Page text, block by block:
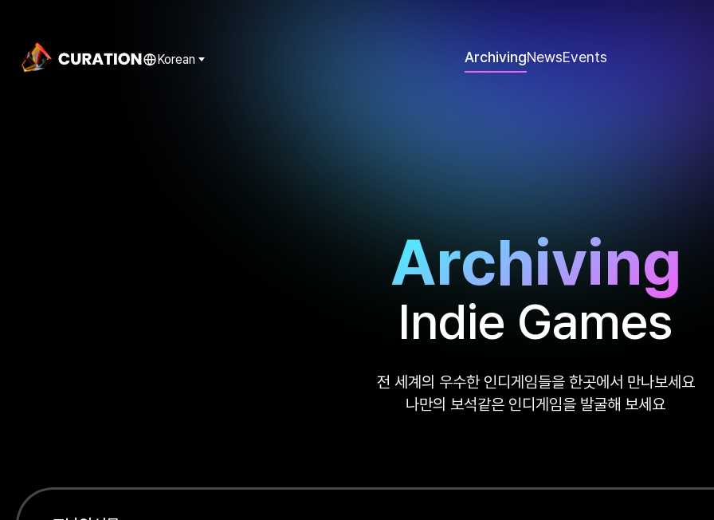
Korean ArchivingNewsEvents
Archiving
Indie Games
전 세계의 우수한 인디게임들을 한곳에서 만나보세요
나만의 보석같은 인디게임을 발굴해 보세요